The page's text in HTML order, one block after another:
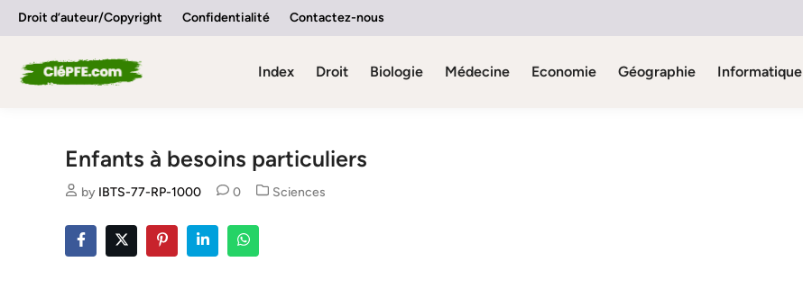
SkipDroit d’auteur/Copyright Confidentialité Contactez-nous
Index Droit Biologie Médecine Economie Géographie Informatique
Enfants à besoins particuliers
by IBTS-77-RP-1000 0
Posted
Sciences